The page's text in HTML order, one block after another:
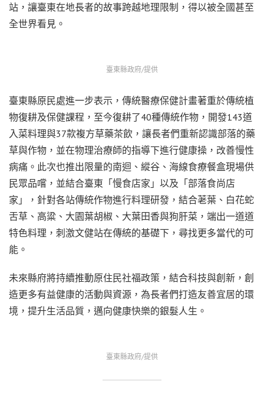
站，讓臺東在地長者的故事跨越地理限制，得以被全國甚至
全世界看見。
臺東縣政府/提供
臺東縣原民處進一步表示，傳統醫療保健計畫著重於傳統植
物復耕及保健課程，至今復耕了40種傳統作物，開發143道
入菜料理與37款複方草藥茶飲，讓長者們重新認識部落的藥
草與作物，並在物理治療師的指導下進行健康操，改善慢性
病痛。此次也推出限量的南迴、縱谷、海線食療餐盒現場供
民眾品嚐，並結合臺東「慢食店家」以及「部落食尚店
家」，針對各站傳統作物進行料理研發，結合荖葉、白花蛇
舌草、高粱、大園葉胡椒、大葉田香與狗肝菜，端出一道道
特色料理，刺激文健站在傳統的基礎下，尋找更多當代的可
能。
未來縣府將持續推動原住民社福政策，結合科技與創新，創
造更多有益健康的活動與資源，為長者們打造友善宜居的環
境，提升生活品質，邁向健康快樂的銀髮人生。
臺東縣政府/提供